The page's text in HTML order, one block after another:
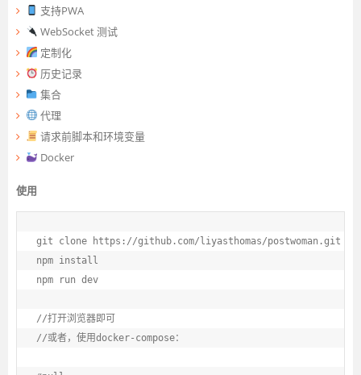
支持PWA
WebSocket 测试
定制化
历史记录
集合
代理
请求前脚本和环境变量
Docker
使用
git clone https://github.com/liyasthomas/postwoman.git
npm install
npm run dev
//打开浏览器即可
//或者，使用docker-compose：